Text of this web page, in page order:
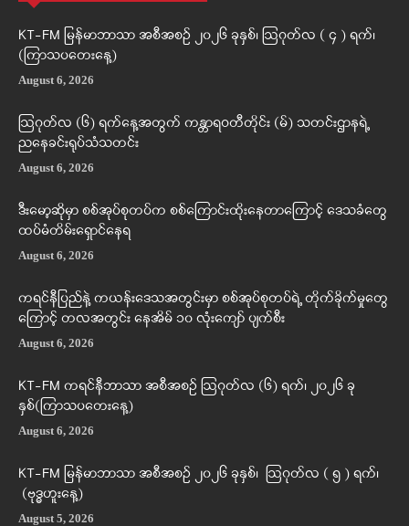
KT-FM မြန်မာဘာသာ အစီအစဉ် ၂၀၂၆ ခုနှစ်၊ ဩဂုတ်လ ( ၄ ) ရက်၊
(ကြာသပတေးနေ့)
August 6, 2026
ဩဂုတ်လ (၆) ရက်နေ့အတွက် ကန္တာရဝတီတိုင်း (မ်) သတင်းဌာနရဲ့
ညနေခင်းရုပ်သံသတင်း
August 6, 2026
ဒီးမော့ဆိုမှာ စစ်အုပ်စုတပ်က စစ်ကြောင်းထိုးနေတာကြောင့် ဒေသခံတွေ
ထပ်မံတိမ်းရှောင်နေရ
August 6, 2026
ကရင်နီပြည်နဲ့ ကယန်းဒေသအတွင်းမှာ စစ်အုပ်စုတပ်ရဲ့ တိုက်ခိုက်မှုတွေ
ကြောင့် တလအတွင်း နေအိမ် ၁၀ လုံးကျော် ပျက်စီး
August 6, 2026
KT-FM ကရင်နီဘာသာ အစီအစဉ် ဩဂုတ်လ (၆) ရက်၊ ၂၀၂၆ ခု
နှစ်(ကြာသပတေးနေ့)
August 6, 2026
KT-FM မြန်မာဘာသာ အစီအစဉ် ၂၀၂၆ ခုနှစ်၊ ဩဂုတ်လ ( ၅ ) ရက်၊
(ဗုဒ္ဓဟူးနေ့)
August 5, 2026